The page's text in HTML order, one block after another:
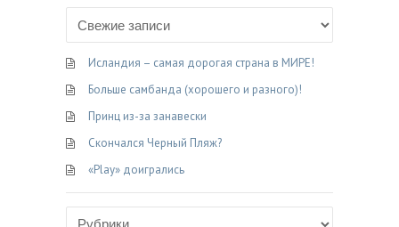
Исландия – самая дорогая страна в МИРЕ!
Больше самбанда (хорошего и разного)!
Принц из-за занавески
Скончался Черный Пляж?
«Play» доигрались